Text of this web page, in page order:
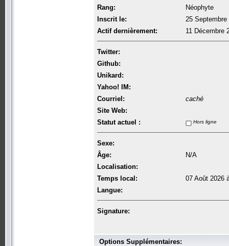
Rang:
Néophyte
Inscrit le:
25
Actif dernièrement:
11 Décembre
Twitter:
Github:
Unikard:
Yahoo! IM:
Courriel:
caché
Site Web:
Statut actuel :
Hors ligne
Sexe:
Âge:
N/A
Localisation:
Temps local:
07 Août 2026
Langue:
Signature:
Options Supplémentaires: